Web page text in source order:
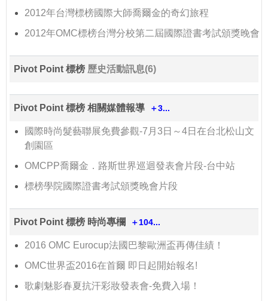
2012年台灣標榜國際大師喬爾金的奇幻旅程
2012年OMC標榜台灣分校第二屆國際證書考試頒獎晚會
Pivot Point 標榜 歷史活動訊息(6)
Pivot Point 標榜 相關媒體報導 ＋3...
國際時尚髮藝聯展免費參觀-7月3日～4日在台北松山文
創園區
OMCPP喬爾金．路斯世界巡迴發表會片段-台中站
標榜學院國際證書考試頒獎晚會片段
Pivot Point 標榜 時尚專欄 ＋104...
2016 OMC Eurocup法國巴黎歐洲盃再傳佳績！
OMC世界盃2016在首爾 即日起開始報名!
歌劇魅影春夏抗汗彩妝發表會-免費入場！